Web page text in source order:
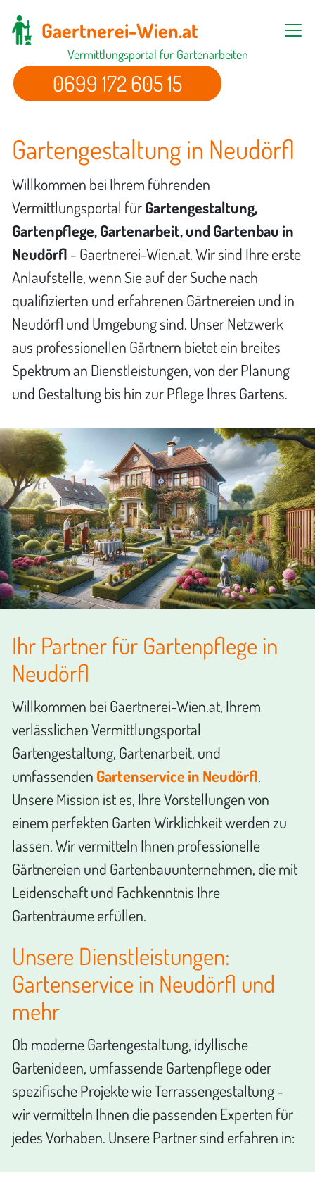
Gaertnerei-Wien.at
Vermittlungsportal für Gartenarbeiten
0699 172 605 15
Gartengestaltung in Neudörfl
Willkommen bei Ihrem führenden
Vermittlungsportal fürGartengestaltung,
Gartenpflege, Gartenarbeit, und Gartenbau in
Neudörfl - Gaertnerei-Wien.at. Wir sind Ihre erste
Anlaufstelle, wenn Sie auf der Suche nach
qualifizierten und erfahrenen Gärtnereien und in
Neudörfl und Umgebung sind. Unser Netzwerk
aus professionellen Gärtnern bietet ein breites
Spektrum an Dienstleistungen, von der Planung
und Gestaltung bis hin zur Pflege Ihres Gartens.
Ihr Partner für Gartenpflege in
Neudörfl
Willkommen bei Gaertnerei-Wien.at, Ihrem
verlässlichen Vermittlungsportal
Gartengestaltung, Gartenarbeit, und
umfassenden Gartenservice in Neudörfl.
Unsere Mission ist es, Ihre Vorstellungen von
einem perfekten Garten Wirklichkeit werden zu
lassen. Wir vermitteln Ihnen professionelle
Gärtnereien und Gartenbauunternehmen, die mit
Leidenschaft und Fachkenntnis Ihre
Gartenträume erfüllen.
Unsere Dienstleistungen:
Gartenservice in Neudörfl und
mehr
Ob moderne Gartengestaltung, idyllische
Gartenideen, umfassende Gartenpflege oder
spezifische Projekte wie Terrassengestaltung -
wir vermitteln Ihnen die passenden Experten für
jedes Vorhaben. Unsere Partner sind erfahren in: